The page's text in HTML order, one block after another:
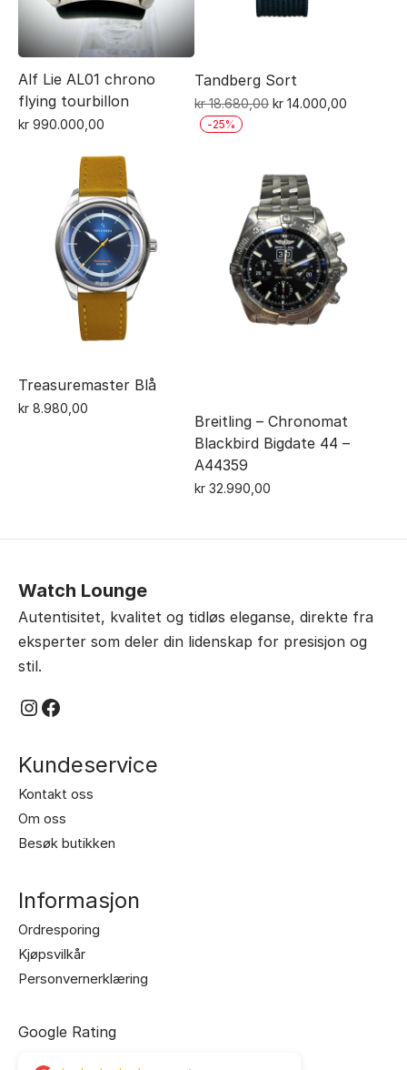
Alf Lie AL01 chrono
flying tourbillon
kr 990.000,00
Tandberg Sort
kr18.680,00 Opprinnelig
kr 14.000,00
-25%
Treasuremaster Blå
kr 8.980,00
Breitling – Chronomat
Blackbird Bigdate 44 –
A44359
kr 32.990,00
Watch Lounge
Autentisitet, kvalitet og tidløs eleganse, direkte fra
eksperter som deler din lidenskap for presisjon og
stil.
Instagram
Facebook
Kundeservice
Kontakt oss
Om oss
Besøk butikken
Informasjon
Ordresporing
Kjøpsvilkår
Personvernerklæring
Google Rating